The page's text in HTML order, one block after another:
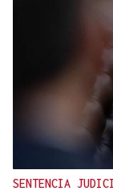
DISTRIBUIDORA
Gaseosas
Valdeorras y
SENTENCIA